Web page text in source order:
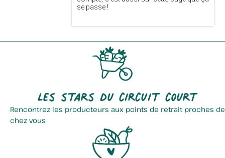
se passe !
Les stars du circuit court
Rencontrez les producteurs aux points de retrait proches de
chez vous